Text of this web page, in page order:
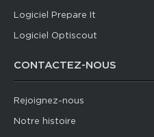
Logiciel Prepare It
Logiciel Optiscout
CONTACTEZ-NOUS
Rejoignez-nous
Notre histoire